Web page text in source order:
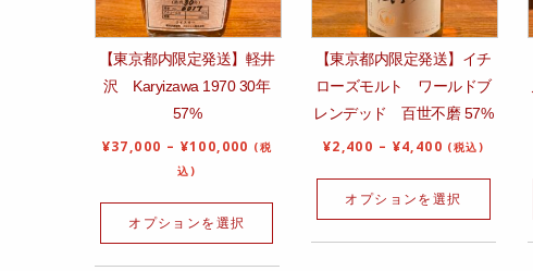
【東京都内限定発送】軽井
沢 Karyizawa 1970 30年
57%
¥37,000 – ¥100,000 (税
込)
オプションを選択
【東京都内限定発送】イチ
ローズモルト ワールドブ
レンデッド 百世不磨 57%
¥2,400 – ¥4,400 (税込)
オプションを選択